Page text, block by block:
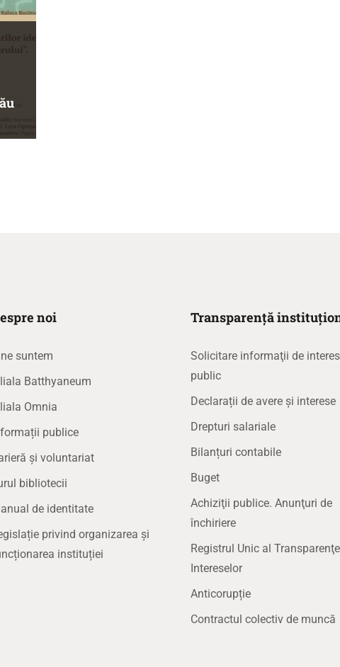
noi
suntem
Batthyaneum
Omnia
publice
și voluntariat
bibliotecii
de identitate
privind organizarea și
instituției
Transparență
Solicitare informaţii de interes
public
Declarații de avere și interese
Drepturi salariale
Bilanțuri contabile
Buget
Achiziţii publice. Anunţuri de
închiriere
Registrul Unic al
Intereselor
Anticorupție
Contractul colectiv de muncă